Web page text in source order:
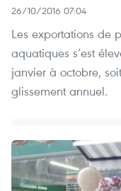
26/10/2016 07:04
Les exportations de
aquatiques s’est
janvier à octobre,
glissement annuel.